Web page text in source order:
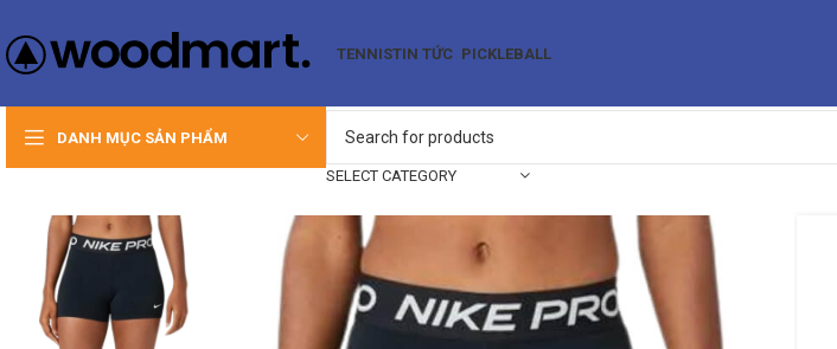
TENNISTIN TỨC PICKLEBALL
DANH MỤC SẢN PHẨM
SELECT CATEGORY